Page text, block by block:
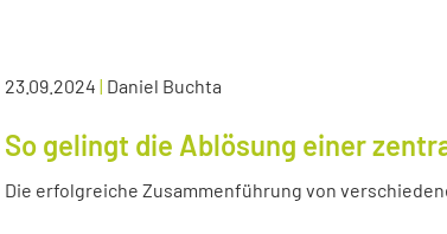
23.09.2024 | Daniel Buchta
So gelingt die Ablösung einer
Die erfolgreiche Zusammenführung von